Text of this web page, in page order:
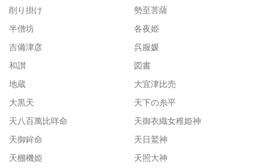
削り掛け
勢至菩薩
半僧坊
各夜姫
吉備津彦
呉服媛
和讃
図書
地蔵
大宜津比売
大黒天
天下の糸平
天八百萬比咩命
天御衣織女稚姫神
天御鉾命
天日鷲神
天棚機姫
天照大神